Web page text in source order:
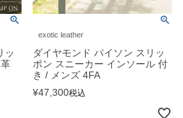
ッ
exotic leather
ダイヤモンド パイソン スリッ
ポン スニーカー インソール 付
き / メンズ 4FA
¥47,300税込